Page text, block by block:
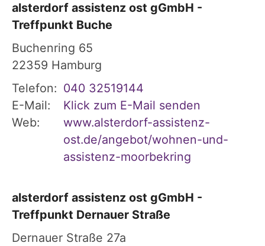
alsterdorf assistenz ost gGmbH -
Treffpunkt Buche
Buchenring 65
22359 Hamburg
Telefon: 040 32519144
E-Mail:
Klick zum E-Mail senden
Web:
www.alsterdorf-assistenz-
ost.de/angebot/wohnen-und-
assistenz-moorbekring
alsterdorf assistenz ost gGmbH -
Treffpunkt Dernauer Straße
Dernauer Straße 27a